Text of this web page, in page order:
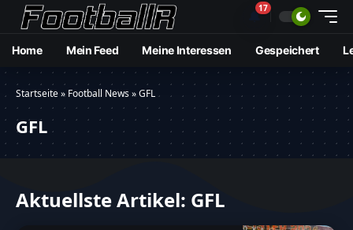
🔔17
Home Mein Feed Meine Interessen Gespeichert
Startseite» Football News»GFL
GFL
Aktuellste Artikel: GFL